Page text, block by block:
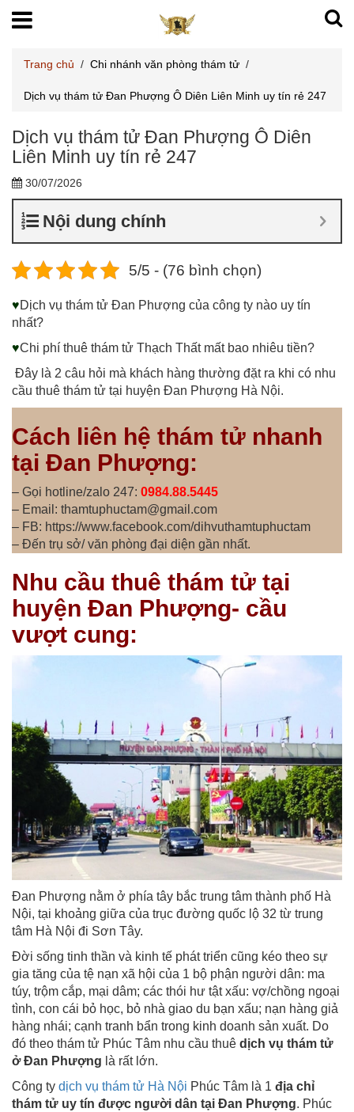
Trang chủ / Chi nhánh văn phòng thám tử /
Dịch vụ thám tử Đan Phượng Ô Diên Liên Minh uy tín rẻ 247
Dịch vụ thám tử Đan Phượng Ô Diên
Liên Minh uy tín rẻ 247
30/07/2026
Nội dung chính
5/5 - (76 bình chọn)
♥Dịch vụ thám tử Đan Phượng của công ty nào uy tín
nhất?
♥Chi phí thuê thám tử Thạch Thất mất bao nhiêu tiền?
Đây là 2 câu hỏi mà khách hàng thường đặt ra khi có nhu
cầu thuê thám tử tại huyện Đan Phượng Hà Nội.
Cách liên hệ thám tử nhanh
tại Đan Phượng:
– Gọi hotline/zalo 247: 0984.88.5445
– Email: thamtuphuctam@gmail.com
– FB: https://www.facebook.com/dihvuthamtuphuctam
– Đến trụ sở/ văn phòng đại diện gần nhất.
Nhu cầu thuê thám tử tại
huyện Đan Phượng- cầu
vượt cung:
Đan Phượng nằm ở phía tây bắc trung tâm thành phố Hà
Nội, tại khoảng giữa của trục đường quốc lộ 32 từ trung
tâm Hà Nội đi Sơn Tây.
Đời sống tinh thần và kinh tế phát triển cũng kéo theo sự
gia tăng của tệ nạn xã hội của 1 bộ phận người dân: ma
túy, trộm cắp, mại dâm; các thói hư tật xấu: vợ/chồng ngoại
tình, con cái bỏ học, bỏ nhà giao du bạn xấu; nạn hàng giả
hàng nhái; cạnh tranh bẩn trong kinh doanh sản xuất. Do
đó theo thám tử Phúc Tâm nhu cầu thuê dịch vụ thám tử
ở Đan Phượng là rất lớn.
Công ty dịch vụ thám tử Hà Nội Phúc Tâm là 1 địa chỉ
thám tử uy tín được người dân tại Đan Phượng. Phúc